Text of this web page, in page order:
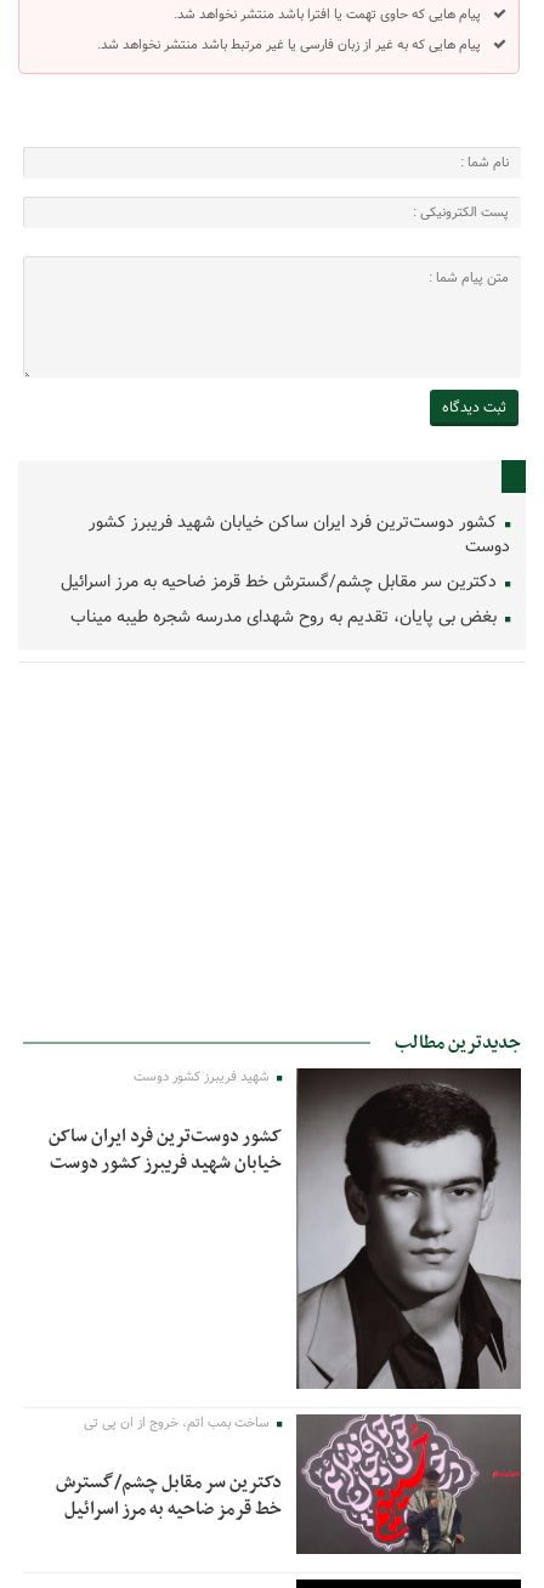
پیام هایی که حاوی تهمت یا افترا باشد منتشر نخواهد شد.
پیام هایی که به غیر از زبان فارسی یا غیر مرتبط باشد منتشر نخواهد شد.
کشور دوست‌ترین فرد ایران ساکن خیابان شهید فریبرز کشور
دوست
دکترین سر مقابل چشم/گسترش خط قرمز ضاحیه به مرز اسرائیل
بغض بی پایان، تقدیم به روح شهدای مدرسه شجره طیبه میناب
جدیدترین مطالب
شهید فریبرز کشور دوست
کشور دوست‌ترین فرد ایران ساکن
خیابان شهید فریبرز کشور دوست
ساخت بمب اتم، خروج از ان پی تی
دکترین سر مقابل چشم/گسترش
خط قرمز ضاحیه به مرز اسرائیل